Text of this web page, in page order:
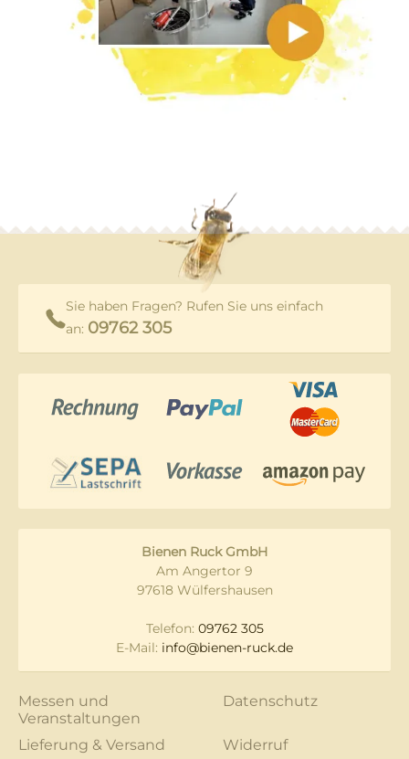
Sie haben Fragen? Rufen Sie uns einfach
an: 09762 305
Bienen Ruck GmbH
Am Angertor 9
97618 Wülfershausen
Telefon: 09762 305
E-Mail: info@bienen-ruck.de
Messen und
Veranstaltungen
Datenschutz
Lieferung & Versand Widerruf